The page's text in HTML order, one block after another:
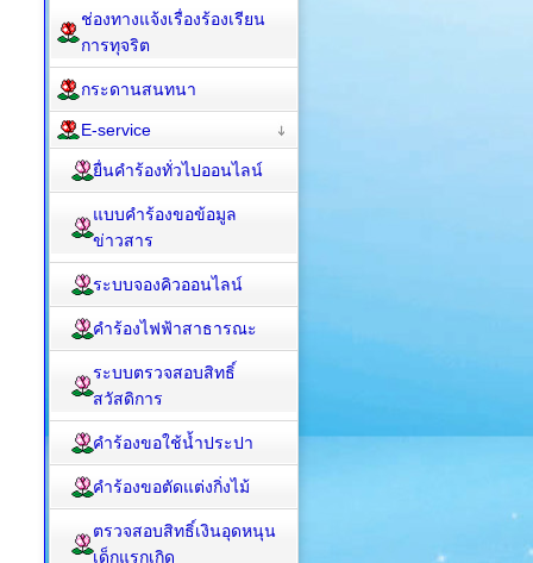
ช่องทางแจ้งเรื่องร้องเรียน
การทุจริต
กระดานสนทนา
E-service
ยื่นคำร้องทั่วไปออนไลน์
แบบคำร้องขอข้อมูล
ข่าวสาร
ระบบจองคิวออนไลน์
คำร้องไฟฟ้าสาธารณะ
ระบบตรวจสอบสิทธิ์
สวัสดิการ
คำร้องขอใช้น้ำประปา
คำร้องขอตัดแต่งกิ่งไม้
ตรวจสอบสิทธิ์เงินอุดหนุน
เด็กแรกเกิด